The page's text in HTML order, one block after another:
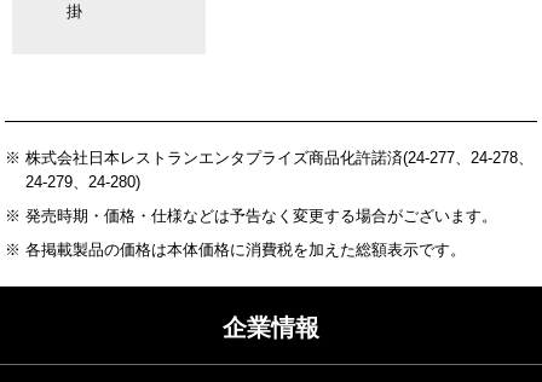
掛
※ 株式会社日本レストランエンタプライズ商品化許諾済(24-277、24-278、
24-279、24-280)
※ 発売時期・価格・仕様などは予告なく変更する場合がございます。
※ 各掲載製品の価格は本体価格に消費税を加えた総額表示です。
企業情報